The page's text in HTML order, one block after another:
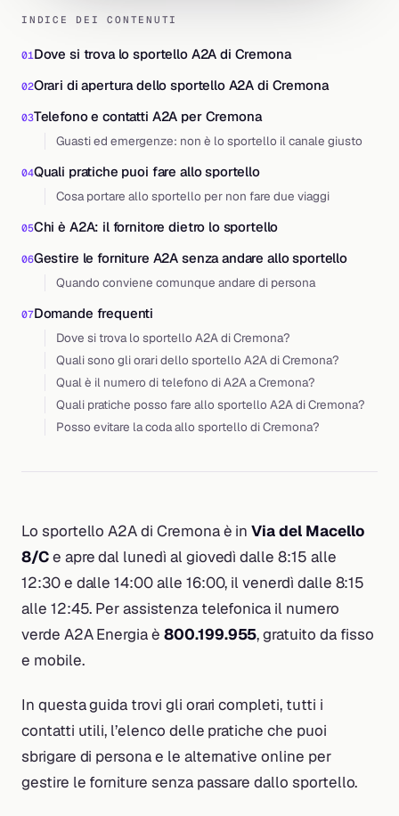
INDICE DEI CONTENUTI
Dove si trova lo sportello A2A di Cremona
Orari di apertura dello sportello A2A di Cremona
Telefono e contatti A2A per Cremona
Guasti ed emergenze: non è lo sportello il canale giusto
Quali pratiche puoi fare allo sportello
Cosa portare allo sportello per non fare due viaggi
Chi è A2A: il fornitore dietro lo sportello
Gestire le forniture A2A senza andare allo sportello
Quando conviene comunque andare di persona
Domande frequenti
Dove si trova lo sportello A2A di Cremona?
Quali sono gli orari dello sportello A2A di Cremona?
Qual è il numero di telefono di A2A a Cremona?
Quali pratiche posso fare allo sportello A2A di Cremona?
Posso evitare la coda allo sportello di Cremona?
Lo sportello A2A di Cremona è inVia del Macello
8/Ce apre dal lunedì al giovedì dalle 8:15 alle
12:30 e dalle 14:00 alle 16:00, il venerdì dalle 8:15
alle 12:45. Per assistenza telefonica il numero
verde A2A Energia è 800.199.955, gratuito da fisso
e mobile.
In questa guida trovi gli orari completi, tutti i
contatti utili, l’elenco delle pratiche che puoi
sbrigare di persona e le alternative online per
gestire le forniture senza passare dallo sportello.